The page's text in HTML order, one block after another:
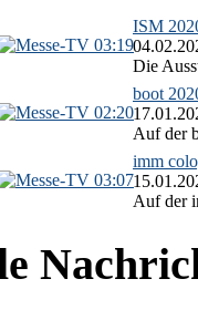
03:19
ISM
Die
02:20
boot
Auf der
03:07
imm
Auf der